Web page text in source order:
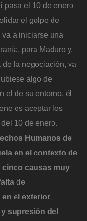
pasa el 10 de enero
el golpe de
a iniciarse una
para Maduro y,
de la negociación, va
algo de
el de su entorno, él
es aceptar los
10 de enero.
Humanos de
en el contexto de
cinco causas muy
de
el exterior,
supresión del